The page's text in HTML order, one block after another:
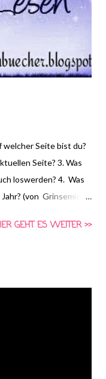
welcher Seite bist du?
Seite? 3. Was
loswerden? 4. Was
(von Grinsemietz
Frage machen!
GEHT ES WEITER >>